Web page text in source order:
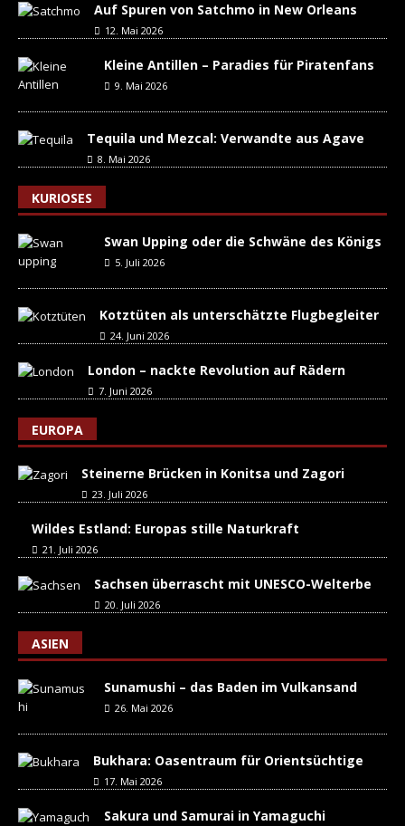
Auf Spuren von Satchmo in New Orleans
12. Mai 2026
Kleine Antillen – Paradies für Piratenfans
9. Mai 2026
Tequila und Mezcal: Verwandte aus Agave
8. Mai 2026
KURIOSES
Swan Upping oder die Schwäne des Königs
5. Juli 2026
Kotztüten als unterschätzte Flugbegleiter
24. Juni 2026
London – nackte Revolution auf Rädern
7. Juni 2026
EUROPA
Steinerne Brücken in Konitsa und Zagori
23. Juli 2026
Wildes Estland: Europas stille Naturkraft
21. Juli 2026
Sachsen überrascht mit UNESCO-Welterbe
20. Juli 2026
ASIEN
Sunamushi – das Baden im Vulkansand
26. Mai 2026
Bukhara: Oasentraum für Orientsüchtige
17. Mai 2026
Sakura und Samurai in Yamaguchi